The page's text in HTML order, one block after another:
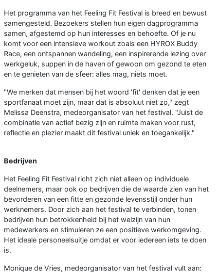
Het programma van het Feeling Fit Festival is breed en bewust
samengesteld. Bezoekers stellen hun eigen dagprogramma
samen, afgestemd op hun interesses en behoefte. Of je nu
komt voor een intensieve workout zoals een HYROX Buddy
Race, een ontspannen wandeling, een inspirerende lezing over
werkgeluk, suppen in de haven of gewoon om gezond te eten
en te genieten van de sfeer: alles mag, niets moet.
"We merken dat mensen bij het woord 'fit' denken dat je een
sportfanaat moet zijn, maar dat is absoluut niet zo," zegt
Melissa Deenstra, medeorganisator van het festival. "Juist de
combinatie van actief bezig zijn en ruimte maken voor rust,
reflectie en plezier maakt dit festival uniek en toegankelijk."
Bedrijven
Het Feeling Fit Festival richt zich niet alleen op individuele
deelnemers, maar ook op bedrijven die de waarde zien van het
bevorderen van een fitte en gezonde levensstijl onder hun
werknemers. Door zich aan het festival te verbinden, tonen
bedrijven hun betrokkenheid bij het welzijn van hun
medewerkers en stimuleren ze een positieve werkomgeving.
Het ideale personeelsuitje omdat er voor iedereen iets te doen
is.
Monique de Vries, medeorganisator van het festival vult aan: